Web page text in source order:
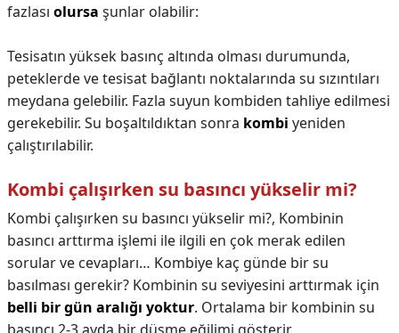
fazlası olursa şunlar olabilir:
Tesisatın yüksek basınç altında olması durumunda,
peteklerde ve tesisat bağlantı noktalarında su sızıntıları
meydana gelebilir. Fazla suyun kombiden tahliye edilmesi
gerekebilir. Su boşaltıldıktan sonra kombi yeniden
çalıştırılabilir.
Kombi çalışırken su basıncı yükselir mi?
Kombi çalışırken su basıncı yükselir mi?, Kombinin
basıncı arttırma işlemi ile ilgili en çok merak edilen
sorular ve cevapları… Kombiye kaç günde bir su
basılması gerekir? Kombinin su seviyesini arttırmak için
belli bir gün aralığı yoktur. Ortalama bir kombinin su